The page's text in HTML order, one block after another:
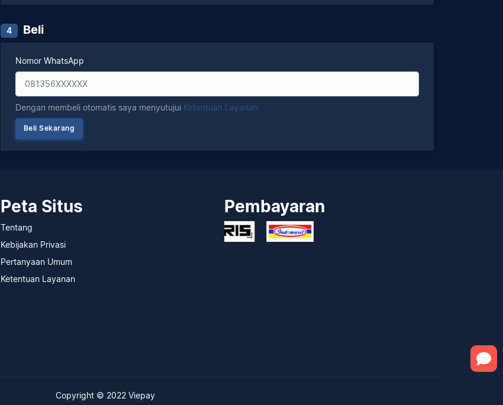
4 Beli
Nomor WhatsApp
Dengan membeli otomatis saya menyutujui Ketentuan Layanan
Peta Situs
Tentang
Kebijakan Privasi
Pertanyaan Umum
Ketentuan Layanan
Pembayaran
Copyright © 2022 Viepay